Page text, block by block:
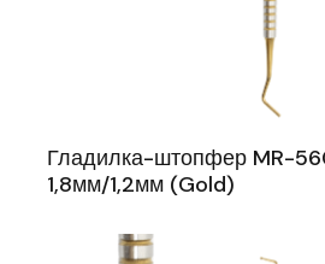
Гладилка-штопфер MR-
1,8мм/1,2мм (Gold)